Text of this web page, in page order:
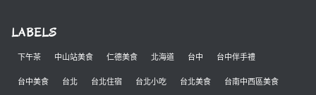
LABELS
下午茶 中山站美食 仁德美食 北海道 台中 台中伴手禮
台中美食 台北 台北住宿 台北小吃 台北美食 台南中西區美食